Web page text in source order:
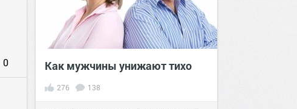
0 Как мужчины унижают тихо
276 138